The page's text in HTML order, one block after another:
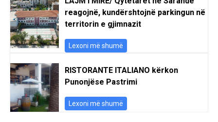
reagojnë, kundërshtojnë parkingun në
territorin e gjimnazit
Lexoni më shumë
RISTORANTE ITALIANO kërkon
Punonjëse Pastrimi
Lexoni më shumë